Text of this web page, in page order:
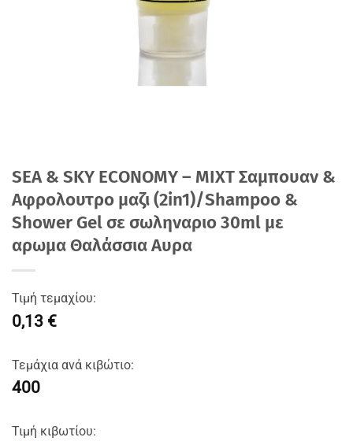
SEA & SKY ECONOMY – MIXT Σαμπουαν &
Αφρολουτρο μαζι (2in1)/Shampoo &
Shower Gel σε σωληναριο 30ml με
αρωμα Θαλάσσια Αυρα
Τιμή τεμαχίου:
0,13 €
Τεμάχια ανά κιβώτιο:
400
Τιμή κιβωτίου: